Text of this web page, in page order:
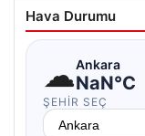
Hava Durumu
☁Ankara
NaN°C
ŞEHIR SEÇ